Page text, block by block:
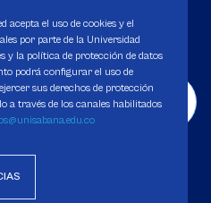
14 de enero de 1980.
acepta el uso de cookies y el
por parte de la Universidad
y la política de protección de datos
podrá configurar el uso de
sus derechos de protección
a través de los canales habilitados